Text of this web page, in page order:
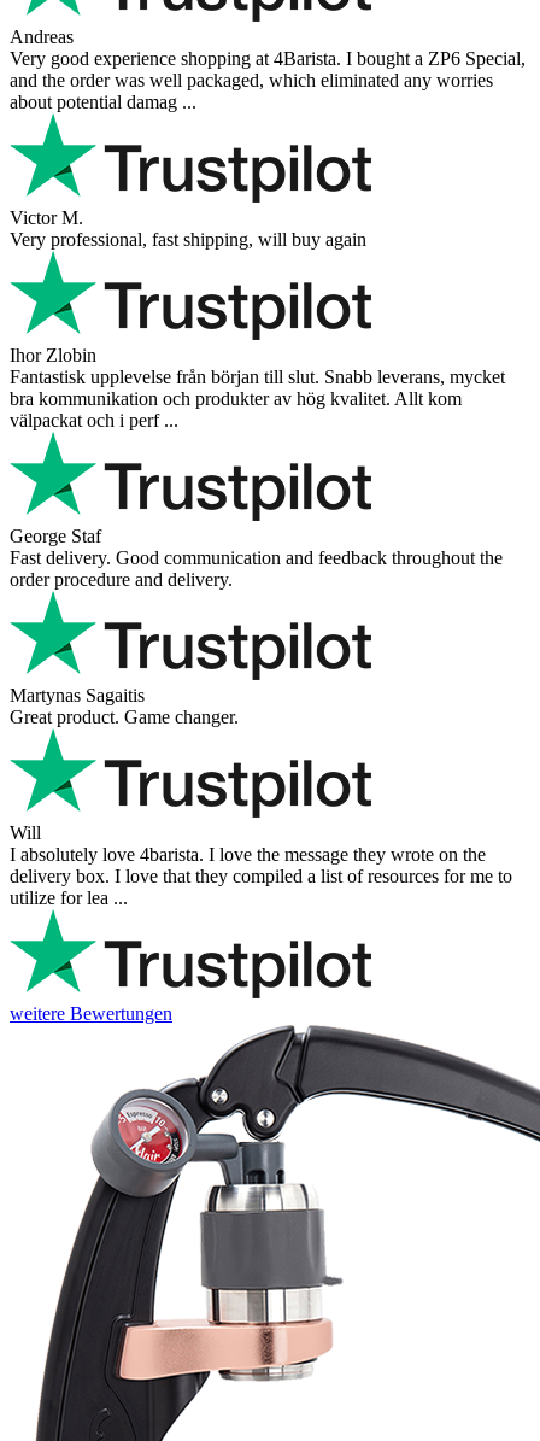
Andreas
Very good experience shopping at 4Barista. I bought a ZP6 Special,
and the order was well packaged, which eliminated any worries
about potential damag ...
Victor M.
Very professional, fast shipping, will buy again
Ihor Zlobin
Fantastisk upplevelse från början till slut. Snabb leverans, mycket
bra kommunikation och produkter av hög kvalitet. Allt kom
välpackat och i perf ...
George Staf
Fast delivery. Good communication and feedback throughout the
order procedure and delivery.
Martynas Sagaitis
Great product. Game changer.
Will
I absolutely love 4barista. I love the message they wrote on the
delivery box. I love that they compiled a list of resources for me to
utilize for lea ...
weitere Bewertungen